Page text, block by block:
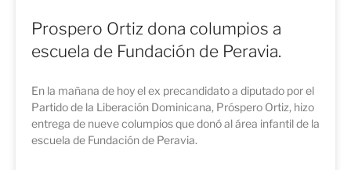
Prospero Ortiz dona columpios a
escuela de Fundación de Peravia.
En la mañana de hoy el ex precandidato a diputado por el
Partido de la Liberación Dominicana, Próspero Ortiz, hizo
entrega de nueve columpios que donó al área infantil de la
escuela de Fundación de Peravia.